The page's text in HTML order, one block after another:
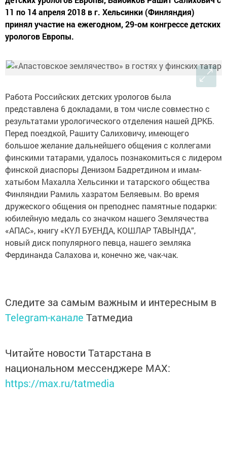
11 по 14 апреля 2018 в г. Хельсинки (Финляндия)
принял участие на ежегодном, 29-ом конгрессе детских
урологов Европы.
Работа Российских детских урологов была
представлена 6 докладами, в том числе совместно с
результатами урологического отделения нашей ДРКБ.
Перед поездкой, Рашиту Салиховичу, имеющего
большое желание дальнейшего общения с коллегами
финскими татарами, удалось познакомиться с лидером
финской диаспоры Денизом Бадретдином и имам-
хатыбом Махалла Хельсинки и татарского общества
Финляндии Рамиль хазратом Беляевым. Во время
дружеского общения он преподнес памятные подарки:
юбилейную медаль со значком нашего Землячества
«АПАС», книгу «КҮЛ БУЕНДА, КОШЛАР ТАВЫНДА”,
новый диск популярного певца, нашего земляка
Фердинанда Салахова и, конечно же, чак-чак.
Следите за самым важным и интересным в
Telegram-канале Татмедиа
Читайте новости Татарстана в
национальном мессенджере MАХ:
https://max.ru/tatmedia